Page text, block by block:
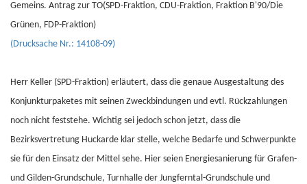
Gemeins. Antrag zur TO(SPD-Fraktion, CDU-Fraktion, Fraktion B'90/Die
Grünen, FDP-Fraktion)
(Drucksache Nr.: 14108-09)
Herr Keller (SPD-Fraktion) erläutert, dass die genaue Ausgestaltung des
Konjunkturpaketes mit seinen Zweckbindungen und evtl. Rückzahlungen
noch nicht feststehe. Wichtig sei jedoch schon jetzt, dass die
Bezirksvertretung Huckarde klar stelle, welche Bedarfe und Schwerpunkte
sie für den Einsatz der Mittel sehe. Hier seien Energiesanierung für Grafen-
und Gilden-Grundschule, Turnhalle der Jungferntal-Grundschule und